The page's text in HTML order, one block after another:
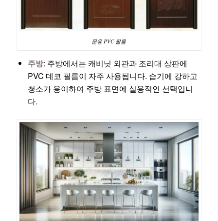
문용 PVC 필름
주방: 주방에서는 캐비닛 외관과 조리대 상판에
PVC 데코 필름이 자주 사용됩니다. 습기에 강하고
청소가 용이하여 주방 표면에 실용적인 선택입니
다.